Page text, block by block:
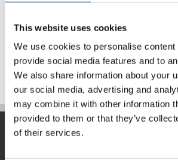
This website uses cookies
We use cookies to personalise content
provide social media features and to
We also share information about your
our social media, advertising and
may combine it with other information
provided to them or that they’ve
of their services.
Detaljer